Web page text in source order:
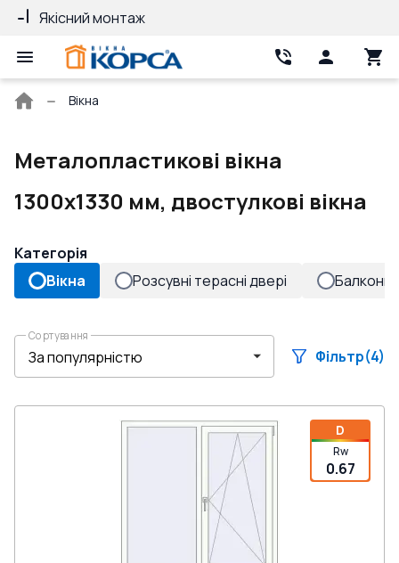
Якісний монтаж
Головна
Вікна
Металопластикові вікна
1300x1330 мм, двостулкові вікна
Категорія
Вікна
Розсувні терасні двері Балконні
Сортування
Фільтр(4)
D
Rw
0.67